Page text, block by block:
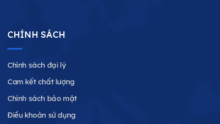
CHÍNH SÁCH
Chính sách đại lý
Cam kết chất lượng
Chính sách bảo mật
Điều khoản sử dụng